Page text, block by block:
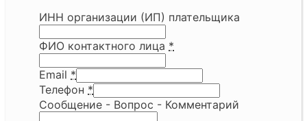
ИНН организации (ИП) плательщика
ФИО контактного лица *
Email *
Телефон *
Сообщение - Вопрос - Комментарий